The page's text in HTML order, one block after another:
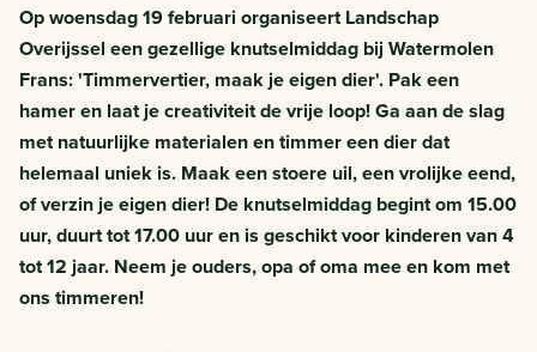
Op woensdag 19 februari organiseert Landschap
Overijssel een gezellige knutselmiddag bij Watermolen
Frans: 'Timmervertier, maak je eigen dier'. Pak een
hamer en laat je creativiteit de vrije loop! Ga aan de slag
met natuurlijke materialen en timmer een dier dat
helemaal uniek is. Maak een stoere uil, een vrolijke eend,
of verzin je eigen dier! De knutselmiddag begint om 15.00
uur, duurt tot 17.00 uur en is geschikt voor kinderen van 4
tot 12 jaar. Neem je ouders, opa of oma mee en kom met
ons timmeren!